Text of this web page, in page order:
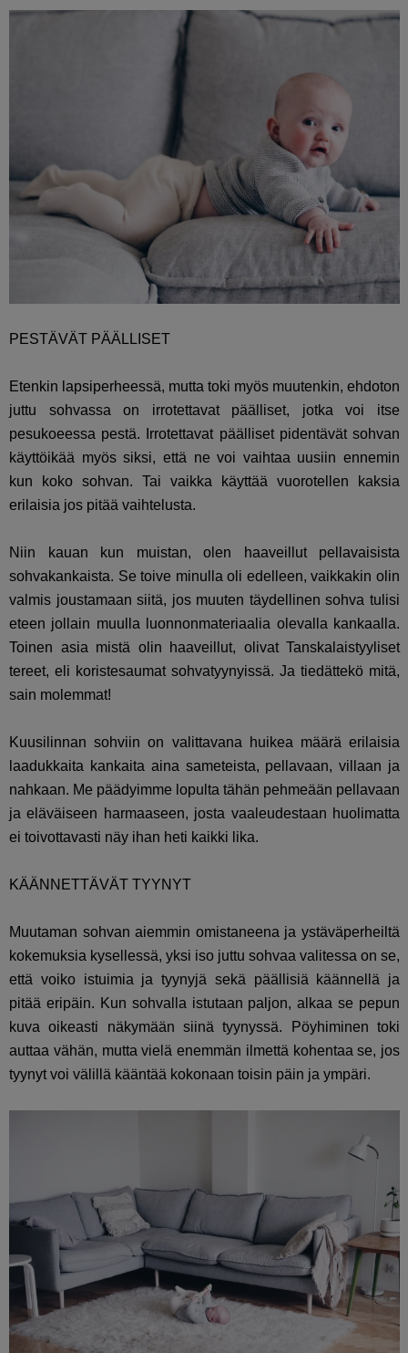
PESTÄVÄT PÄÄLLISET
Etenkin lapsiperheessä, mutta toki myös muutenkin, ehdoton
juttu sohvassa on irrotettavat päälliset, jotka voi itse
pesukoeessa pestä. Irrotettavat päälliset pidentävät sohvan
käyttöikää myös siksi, että ne voi vaihtaa uusiin ennemin
kun koko sohvan. Tai vaikka käyttää vuorotellen kaksia
erilaisia jos pitää vaihtelusta.
Niin kauan kun muistan, olen haaveillut pellavaisista
sohvakankaista. Se toive minulla oli edelleen, vaikkakin olin
valmis joustamaan siitä, jos muuten täydellinen sohva tulisi
eteen jollain muulla luonnonmateriaalia olevalla kankaalla.
Toinen asia mistä olin haaveillut, olivat Tanskalaistyyliset
tereet, eli koristesaumat sohvatyynyissä. Ja tiedättekö mitä,
sain molemmat!
Kuusilinnan sohviin on valittavana huikea määrä erilaisia
laadukkaita kankaita aina sameteista, pellavaan, villaan ja
nahkaan. Me päädyimme lopulta tähän pehmeään pellavaan
ja eläväiseen harmaaseen, josta vaaleudestaan huolimatta
ei toivottavasti näy ihan heti kaikki lika.
KÄÄNNETTÄVÄT TYYNYT
Muutaman sohvan aiemmin omistaneena ja ystäväperheiltä
kokemuksia kysellessä, yksi iso juttu sohvaa valitessa on se,
että voiko istuimia ja tyynyjä sekä päällisiä käännellä ja
pitää eripäin. Kun sohvalla istutaan paljon, alkaa se pepun
kuva oikeasti näkymään siinä tyynyssä. Pöyhiminen toki
auttaa vähän, mutta vielä enemmän ilmettä kohentaa se, jos
tyynyt voi välillä kääntää kokonaan toisin päin ja ympäri.